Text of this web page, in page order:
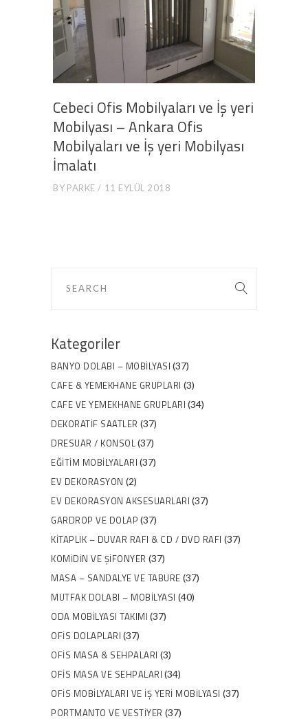
Cebeci Ofis Mobilyaları ve İş yeri
Mobilyası – Ankara Ofis
Mobilyaları ve İş yeri Mobilyası
İmalatı
BY PARKE 11 EYLÜL 2018
Kategoriler
BANYO DOLABI – MOBILYASI (37)
CAFE & YEMEKHANE GRUPLARI (3)
CAFE VE YEMEKHANE GRUPLARI (34)
DEKORATIF SAATLER (37)
DRESUAR / KONSOL(37)
EĞITIM MOBILYALARI (37)
EV DEKORASYON (2)
EV DEKORASYON AKSESUARLARI (37)
GARDROP VE DOLAP (37)
KITAPLIK – DUVAR RAFI & CD / DVD RAFI (37)
KOMIDIN VE ŞIFONYER (37)
MASA – SANDALYE VE TABURE (37)
MUTFAK DOLABI – MOBILYASI (40)
ODA MOBILYASI TAKIMI (37)
OFIS DOLAPLARI (37)
OFIS MASA & SEHPALARI (3)
OFIS MASA VE SEHPALARI (34)
OFIS MOBILYALARI VE İŞ YERI MOBILYASI (37)
PORTMANTO VE VESTIYER (37)